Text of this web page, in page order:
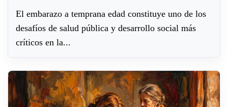
El embarazo a temprana edad constituye uno de los
desafíos de salud pública y desarrollo social más
críticos en la...